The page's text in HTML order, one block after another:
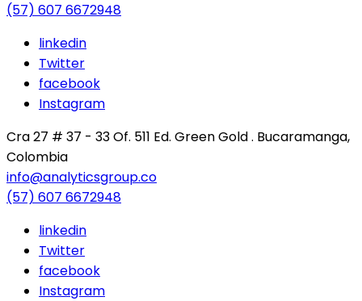
(57) 607 6672948
linkedin
Twitter
facebook
Instagram
Cra 27 # 37 - 33 Of. 511 Ed. Green Gold . Bucaramanga,
Colombia
info@analyticsgroup.co
(57) 607 6672948
linkedin
Twitter
facebook
Instagram